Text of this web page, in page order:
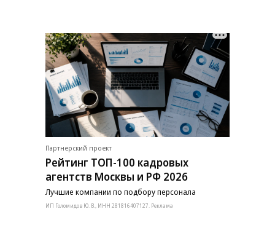
Партнерский проект
Рейтинг ТОП-100 кадровых
агентств Москвы и РФ 2026
Лучшие компании по подбору персонала
ИП Голомидов Ю. В., ИНН 281816407127. Реклама